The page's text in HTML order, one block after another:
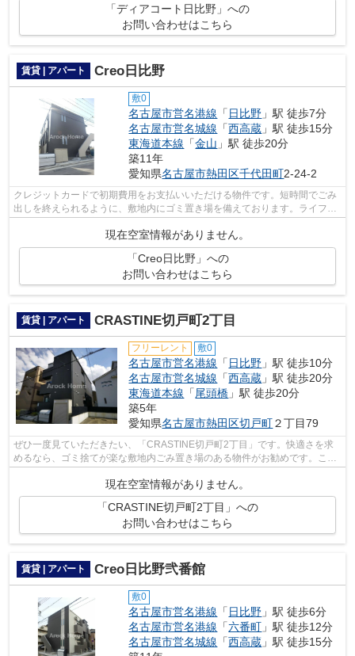
「ディアコート日比野」への
お問い合わせはこちら
賃貸 | アパート Creo日比野
敷0
名古屋市営名港線 「 日比野 」駅 徒歩7分
名古屋市営名城線 「西高蔵 」駅 徒歩15分
東海道本線 「金山 」駅 徒歩20分
築11年
愛知県名古屋市熱田区千代田町2-24-2
クレジットカードで初期費用をお支払いいただける物件です。短時間でごみ
出しを終えられるように、敷地内にゴミ置き場を備えております。ライフス
現在空室情報がありません。
「Creo日比野」への
お問い合わせはこちら
賃貸 | アパート CRASTINE切戸町2丁目
フリーレント 敷0
名古屋市営名港線 「 日比野 」駅 徒歩10分
名古屋市営名城線 「西高蔵 」駅 徒歩20分
東海道本線 「尾頭橋 」駅 徒歩20分
築5年
愛知県名古屋市熱田区切戸町２丁目79
ぜひ一度見ていただきたい、「CRASTINE切戸町2丁目」です。快適さを求
めるなら、ゴミ捨てが楽な敷地内ごみ置き場のある物件がお勧めです。こち
らは徒歩10分に立地する物件です。電車で...
現在空室情報がありません。
「CRASTINE切戸町2丁目」への
お問い合わせはこちら
賃貸 | アパート Creo日比野弐番館
敷0
名古屋市営名港線 「 日比野 」駅 徒歩6分
名古屋市営名港線 「六番町 」駅 徒歩12分
名古屋市営名城線 「西高蔵 」駅 徒歩15分